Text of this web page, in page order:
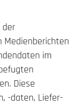
der
im
Diese
-daten, Liefer-